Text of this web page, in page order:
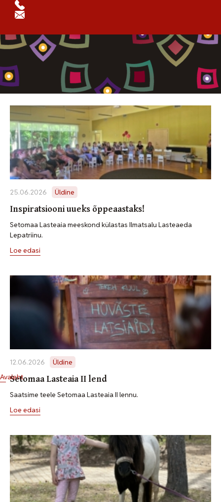
Avaleht
Üldine
25.06.2026 Üldine
Inspiratsiooni uueks õppeaastaks!
Setomaa Lasteaia meeskond külastas Ilmatsalu Lasteaeda
Lepatriinu.
Loe edasi
12.06.2026 Üldine
Setomaa Lasteaia II lend
Saatsime teele Setomaa Lasteaia II lennu.
Loe edasi